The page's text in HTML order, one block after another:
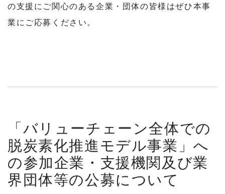
の支援にご関心のある企業・団体の皆様はぜひ本事
業にご応募ください。
「バリューチェーン全体での
脱炭素化推進モデル事業」へ
の参加企業・支援機関及び業
界団体等の公募について